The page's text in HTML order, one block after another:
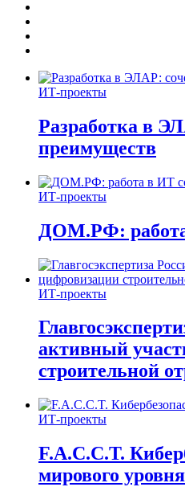
ИТ-проекты
Разработка в
преимуществ
ИТ-проекты
ДОМ.РФ:
ИТ-проекты
активный
строительной
ИТ-проекты
F.A.C.C.T.
мирового уровня